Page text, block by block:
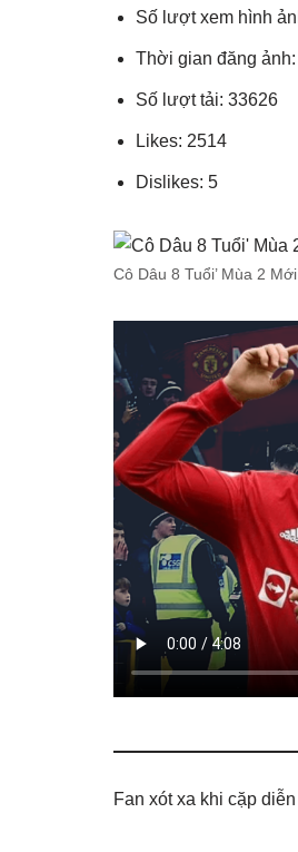
Số lượt xem hình
Thời gian đăng
Số lượt tải: 33626
Likes: 2514
Dislikes: 5
Cô Dâu 8 Tuổi’ Mùa 2
Fan xót xa khi cặp